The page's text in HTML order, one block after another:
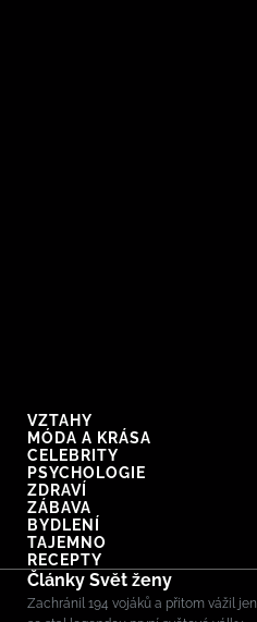
VZTAHY
MÓDA A KRÁSA
CELEBRITY
PSYCHOLOGIE
ZDRAVÍ
ZÁBAVA
BYDLENÍ
TAJEMNO
RECEPTY
Články Svět ženy
Zachránil 194 vojáků a přitom vážil